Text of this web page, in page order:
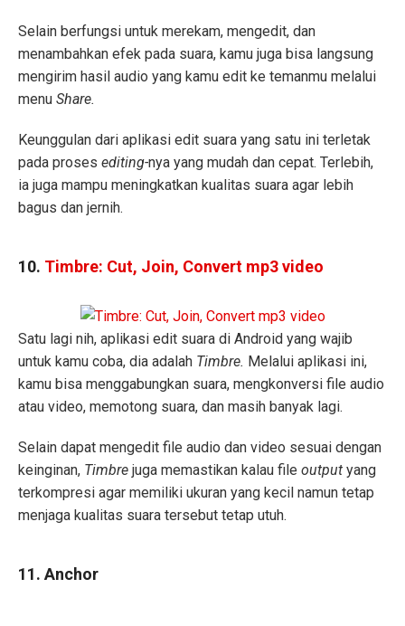
Selain berfungsi untuk merekam, mengedit, dan
menambahkan efek pada suara, kamu juga bisa langsung
mengirim hasil audio yang kamu edit ke temanmu melalui
menu Share.
Keunggulan dari aplikasi edit suara yang satu ini terletak
pada proses editing-nya yang mudah dan cepat. Terlebih,
ia juga mampu meningkatkan kualitas suara agar lebih
bagus dan jernih.
10. Timbre: Cut, Join, Convert mp3 video
Satu lagi nih, aplikasi edit suara di Android yang wajib
untuk kamu coba, dia adalah Timbre. Melalui aplikasi ini,
kamu bisa menggabungkan suara, mengkonversi file audio
atau video, memotong suara, dan masih banyak lagi.
Selain dapat mengedit file audio dan video sesuai dengan
keinginan, Timbre juga memastikan kalau file output yang
terkompresi agar memiliki ukuran yang kecil namun tetap
menjaga kualitas suara tersebut tetap utuh.
11. Anchor